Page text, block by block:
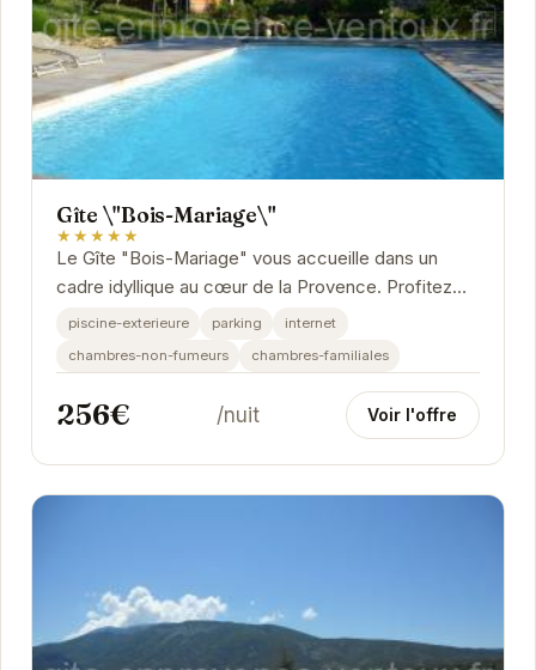
Gîte \"Bois-Mariage\"
★★★★★
Le Gîte "Bois-Mariage" vous accueille dans un
cadre idyllique au cœur de la Provence. Profitez
d'une ambiance chaleureuse et conviviale, idéale...
piscine-exterieure parking
internet
chambres-non-fumeurs
chambres-familiales
256€ /nuit Voir l'offre